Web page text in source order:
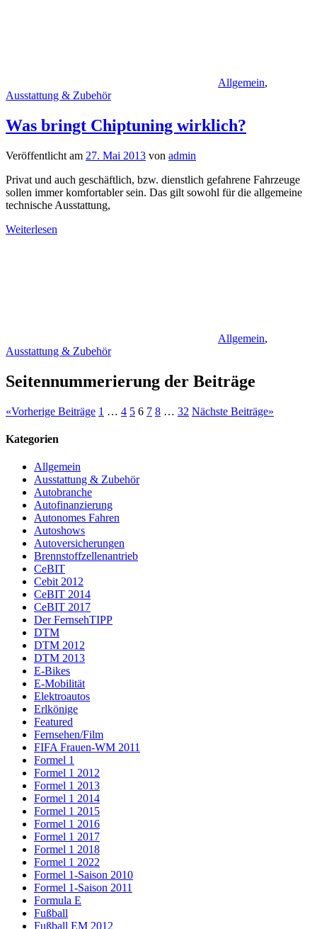
Allgemein,
Ausstattung & Zubehör
Was bringt Chiptuning wirklich?
Veröffentlicht am 27. Mai 2013 von admin
Privat und auch geschäftlich, bzw. dienstlich gefahrene Fahrzeuge
sollen immer komfortabler sein. Das gilt sowohl für die allgemeine
technische Ausstattung,
Weiterlesen
Allgemein,
Ausstattung & Zubehör
Seitennummerierung der Beiträge
«Vorherige Beiträge 1 … 4 5 6 7 8 … 32 Nächste Beiträge»
Kategorien
Allgemein
Ausstattung & Zubehör
Autobranche
Autofinanzierung
Autonomes Fahren
Autoshows
Autoversicherungen
Brennstoffzellenantrieb
CeBIT
Cebit 2012
CeBIT 2014
CeBIT 2017
Der FernsehTIPP
DTM
DTM 2012
DTM 2013
E-Bikes
E-Mobilität
Elektroautos
Erlkönige
Featured
Fernsehen/Film
FIFA Frauen-WM 2011
Formel 1
Formel 1 2012
Formel 1 2013
Formel 1 2014
Formel 1 2015
Formel 1 2016
Formel 1 2017
Formel 1 2018
Formel 1 2022
Formel 1-Saison 2010
Formel 1-Saison 2011
Formula E
Fußball
Fußball EM 2012